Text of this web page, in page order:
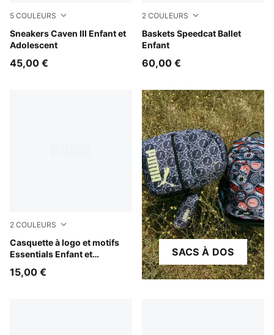
5 COULEURS
Sneakers Caven III Enfant et
Adolescent
PUMA White-PUMA Silver
45,00 €
2 COULEURS
Baskets Speedcat Ballet
Enfant
Puma White
60,00 €
2 COULEURS
Casquette à logo et motifs
Essentials Enfant et
PUMA Navy-Sporty Dino AOP
15,00 €
SACS À DOS